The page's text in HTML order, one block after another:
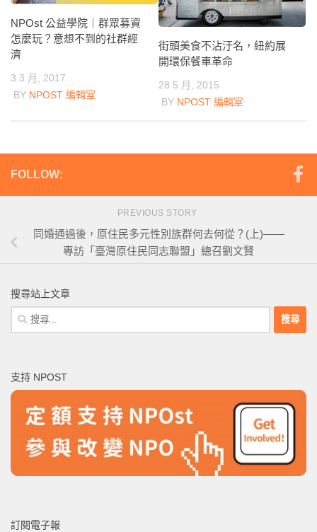
NPOst 公益學院｜群眾募資
怎麼玩？意想不到的社群經
濟
3 3 月, 2017
BY NPOST 編輯室
街頭美食不沾汙名，紐約展
開環保餐車革命
28 5 月, 2015
BY NPOST 編輯室
FOLLOW:
PREVIOUS STORY
同婚通過後，原住民多元性別族群何去何從？(上)——
專訪「臺灣原住民同志聯盟」總召劉文賢
搜尋站上文章
搜
尋
字:
支持 NPOST
訂閱電子報